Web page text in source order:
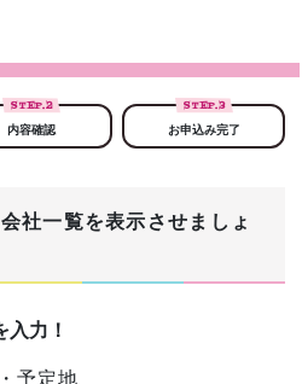
STEP.2
内容確認
STEP.3
お申込み完了
社一覧を表示させましょ
力！
予定地